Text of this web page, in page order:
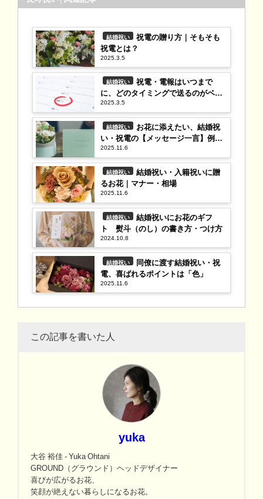
結婚祝い
祝電の贈り方｜そもそも
祝電とは？
2025.3.5
結婚祝い
祝電・電報はいつまで
に、どのタイミングで送るのがベス
ト？
2025.3.5
結婚祝い
お花に添えたい、結婚祝
い・祝電の【メッセージ一言】例文
集
2025.11.6
結婚祝い
結婚祝い・入籍祝いに贈
るお花｜マナー・相場
2025.11.6
結婚祝い
結婚祝いにお花のギフ
ト 熨斗（のし）の書き方・つけ方
2024.10.8
結婚祝い
同僚に渡す結婚祝い・祝
電、喜ばれるポイントは「色」
2025.11.6
この記事を書いた人
yuka
大谷 裕佳 - Yuka Ohtani
GROUND（グラウンド）ヘッドデザイナー
喜びが広がるお花、
笑顔が絶えない暮らしになるお花。